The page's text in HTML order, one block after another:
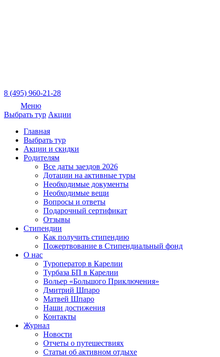
8 (495) 960-21-28
Меню
Выбрать тур Акции
Главная
Выбрать тур
Акции и скидки
Родителям
Все даты заездов 2026
Дотации на активные туры
Необходимые документы
Необходимые вещи
Вопросы и ответы
Подарочный сертификат
Отзывы
Стипендии
Как получить стипендию
Пожертвование в Стипендиальный фонд
О нас
Туроператор в Карелии
Турбаза БП в Карелии
Вольер «Большого Приключения»
Дмитрий Шпаро
Матвей Шпаро
Наши достижения
Контакты
Журнал
Новости
Отчеты о путешествиях
Статьи об активном отдыхе